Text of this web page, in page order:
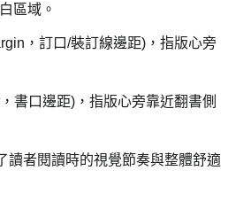
區域。
，訂口/裝訂線邊距)，指版心旁
書口邊距)，指版心旁靠近翻書側
讀者閱讀時的視覺節奏與整體舒適